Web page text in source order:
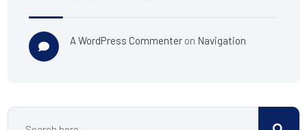
A WordPress Commenter on Navigation